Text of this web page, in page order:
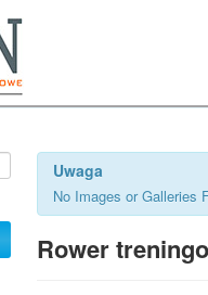
Uwaga
No Images or Galleries
Rower